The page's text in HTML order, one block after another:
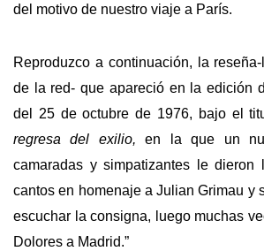
del motivo de nuestro viaje a París.
Reproduzco a continuación, la
de la red- que apareció en la edición
del 25 de octubre de 1976, bajo el
regresa del exilio,en la que un
camaradas y simpatizantes le dieron
cantos en homenaje a Julian Grimau y
escuchar la consigna, luego muchas
Dolores a Madrid.”